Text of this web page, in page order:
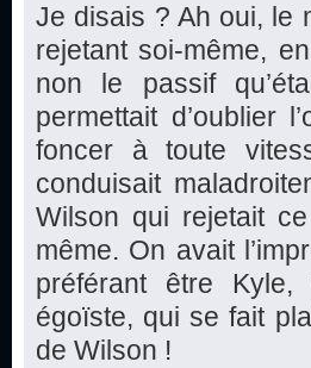
Je disais ? Ah oui, le
rejetant soi-même,
non le passif
permettait d’oublier
foncer à toute
conduisait
Wilson qui rejetait
même. On avait
préférant être Kyle,
égoïste, qui se fait
de Wilson !